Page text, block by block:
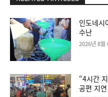
인도네
수난
2026년 8월
“4시간
공편 지